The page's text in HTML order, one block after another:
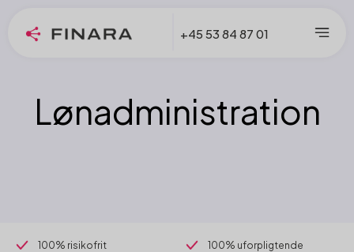
+45 53 84 87 01
Lønadministration
100% risikofrit
100% uforpligtende